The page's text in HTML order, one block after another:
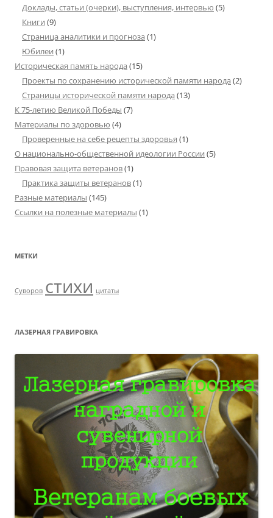
Доклады, статьи (очерки), выступления, интервью (5)
Книги (9)
Страница аналитики и прогноза (1)
Юбилеи (1)
Историческая память народа (15)
Проекты по сохранению исторической памяти народа (2)
Страницы исторической памяти народа (13)
К 75-летию Великой Победы (7)
Материалы по здоровью (4)
Проверенные на себе рецепты здоровья (1)
О национально-общественной идеологии России (5)
Правовая защита ветеранов(1)
Практика защиты ветеранов(1)
Разные материалы (145)
Ссылки на полезные материалы (1)
МЕТКИ
Суворов стихи цитаты
ЛАЗЕРНАЯ ГРАВИРОВКА